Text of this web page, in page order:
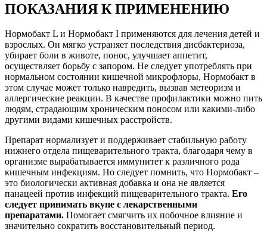
ПОКАЗАНИЯ К ПРИМЕНЕНИЮ
Нормобакт L и Нормобакт I применяются для лечения детей и
взрослых. Он мягко устраняет последствия дисбактериоза,
убирает боли в животе, понос, улучшает аппетит,
осуществляет борьбу с запором. Не следует употреблять при
нормальном состоянии кишечной микрофлоры, Нормобакт в
этом случае может только навредить, вызвав метеоризм и
аллергические реакции. В качестве профилактики можно пить
людям, страдающим хроническим поносом или какими-либо
другими видами кишечных расстройств.
Препарат нормализует и поддерживает стабильную работу
нижнего отдела пищеварительного тракта, благодаря чему в
организме вырабатывается иммунитет к различного рода
кишечным инфекциям. Но следует помнить, что Нормобакт –
это биологически активная добавка и она не является
панацеей против инфекций пищеварительного тракта. Его
следует принимать вкупе с лекарственными
препаратами. Помогает смягчить их побочное влияние и
значительно сократить восстановительный период.